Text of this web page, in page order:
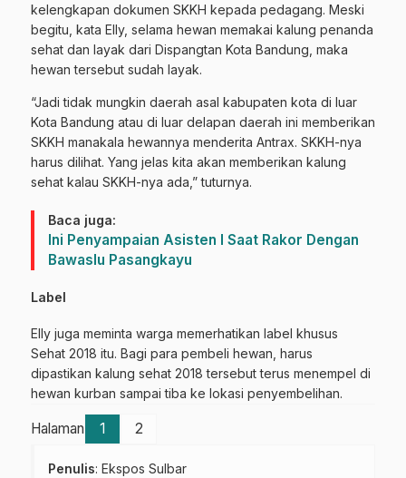
kelengkapan dokumen SKKH kepada pedagang. Meski
begitu, kata Elly, selama hewan memakai kalung penanda
sehat dan layak dari Dispangtan Kota Bandung, maka
hewan tersebut sudah layak.
“Jadi tidak mungkin daerah asal kabupaten kota di luar
Kota Bandung atau di luar delapan daerah ini memberikan
SKKH manakala hewannya menderita Antrax. SKKH-nya
harus dilihat. Yang jelas kita akan memberikan kalung
sehat kalau SKKH-nya ada,” tuturnya.
Baca juga:
Ini Penyampaian Asisten I Saat Rakor Dengan
Bawaslu Pasangkayu
Label
Elly juga meminta warga memerhatikan label khusus
Sehat 2018 itu. Bagi para pembeli hewan, harus
dipastikan kalung sehat 2018 tersebut terus menempel di
hewan kurban sampai tiba ke lokasi penyembelihan.
Halaman 1 2
Penulis: Ekspos Sulbar